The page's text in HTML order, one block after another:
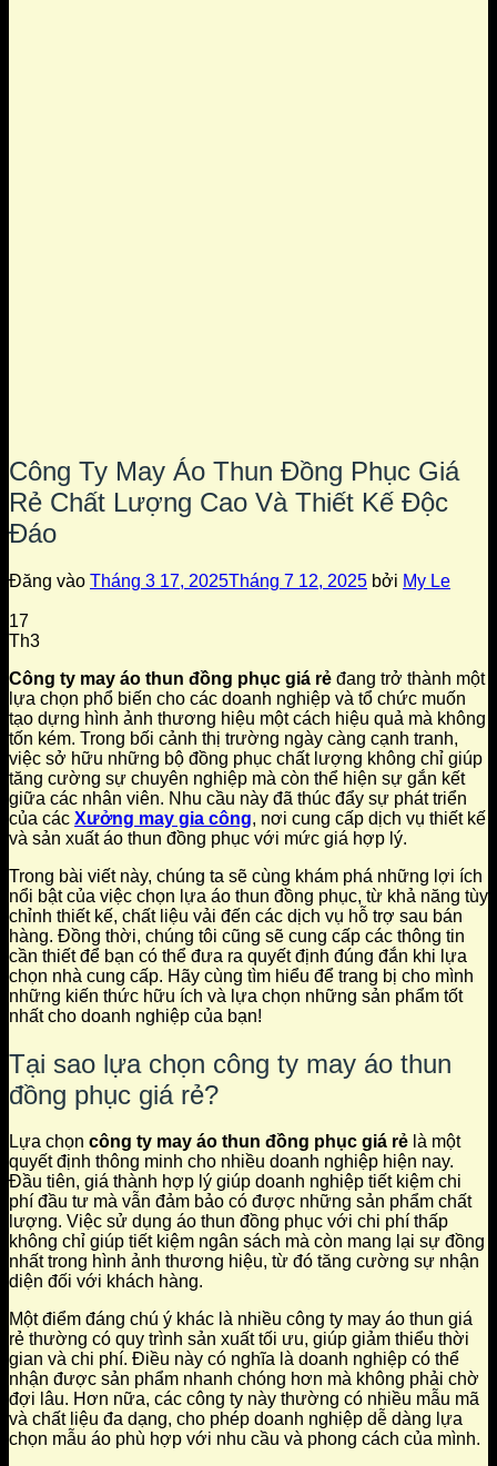
Công Ty May Áo Thun Đồng Phục Giá
Rẻ Chất Lượng Cao Và Thiết Kế Độc
Đáo
Đăng vào Tháng 3 17, 2025Tháng 7 12, 2025 bởi My Le
17
Th3
Công ty may áo thun đồng phục giá rẻ đang trở thành một
lựa chọn phổ biến cho các doanh nghiệp và tổ chức muốn
tạo dựng hình ảnh thương hiệu một cách hiệu quả mà không
tốn kém. Trong bối cảnh thị trường ngày càng cạnh tranh,
việc sở hữu những bộ đồng phục chất lượng không chỉ giúp
tăng cường sự chuyên nghiệp mà còn thể hiện sự gắn kết
giữa các nhân viên. Nhu cầu này đã thúc đẩy sự phát triển
của các Xưởng may gia công, nơi cung cấp dịch vụ thiết kế
và sản xuất áo thun đồng phục với mức giá hợp lý.
Trong bài viết này, chúng ta sẽ cùng khám phá những lợi ích
nổi bật của việc chọn lựa áo thun đồng phục, từ khả năng tùy
chỉnh thiết kế, chất liệu vải đến các dịch vụ hỗ trợ sau bán
hàng. Đồng thời, chúng tôi cũng sẽ cung cấp các thông tin
cần thiết để bạn có thể đưa ra quyết định đúng đắn khi lựa
chọn nhà cung cấp. Hãy cùng tìm hiểu để trang bị cho mình
những kiến thức hữu ích và lựa chọn những sản phẩm tốt
nhất cho doanh nghiệp của bạn!
Tại sao lựa chọn công ty may áo thun
đồng phục giá rẻ?
Lựa chọn công ty may áo thun đồng phục giá rẻ là một
quyết định thông minh cho nhiều doanh nghiệp hiện nay.
Đầu tiên, giá thành hợp lý giúp doanh nghiệp tiết kiệm chi
phí đầu tư mà vẫn đảm bảo có được những sản phẩm chất
lượng. Việc sử dụng áo thun đồng phục với chi phí thấp
không chỉ giúp tiết kiệm ngân sách mà còn mang lại sự đồng
nhất trong hình ảnh thương hiệu, từ đó tăng cường sự nhận
diện đối với khách hàng.
Một điểm đáng chú ý khác là nhiều công ty may áo thun giá
rẻ thường có quy trình sản xuất tối ưu, giúp giảm thiểu thời
gian và chi phí. Điều này có nghĩa là doanh nghiệp có thể
nhận được sản phẩm nhanh chóng hơn mà không phải chờ
đợi lâu. Hơn nữa, các công ty này thường có nhiều mẫu mã
và chất liệu đa dạng, cho phép doanh nghiệp dễ dàng lựa
chọn mẫu áo phù hợp với nhu cầu và phong cách của mình.